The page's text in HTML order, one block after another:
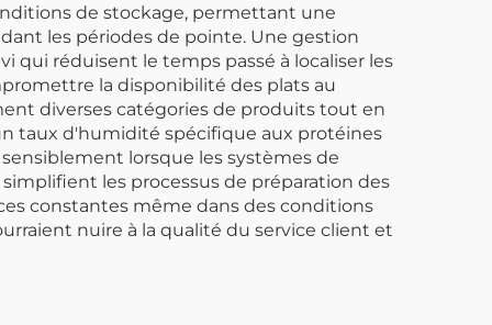
de stockage, permettant une
les périodes de pointe. Une gestion
qui réduisent le temps passé à localiser les
la disponibilité des plats au
diverses catégories de produits tout en
taux d'humidité spécifique aux protéines
lorsque les systèmes de
les processus de préparation des
constantes même dans des conditions
nuire à la qualité du service client et